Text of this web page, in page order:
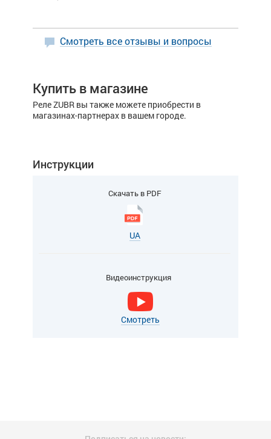
Смотреть все отзывы и вопросы
Купить в магазине
Реле ZUBR вы также можете приобрести в
магазинах-партнерах в вашем городе.
Инструкции
Скачать в PDF
UA
Видеоинструкция
Смотреть